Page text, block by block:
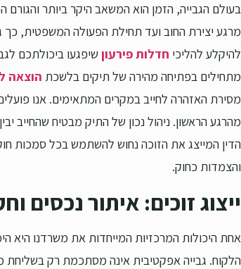
בעולם הגבייה, הזמן הוא המשאב היקר ביותר והגורם
מרגע יצירת החוב ועד תחילת הפעולה המשפטית, כך
להיקלע להליכי חדלות פירעון שיפגעו ביכולתכם
מתחילים בפתיחה מהירה של תיקים בלשכת הוצאה
מסירת האזהרה לחייב במקרים המתאימים. אנו
מהרגע הראשון. ניהול נכון של התיק מבטיח שהחייב
הדין המייצג את הזוכה נחוש להשתמש בכל סמכות
והצמדות כחוק.
ייצוג זוכים: איתור נכסים
אחת היכולות המרכזיות המייחדות את משרדנו היא
הלקוח. גבייה אפקטיבית אינה מסתכמת רק